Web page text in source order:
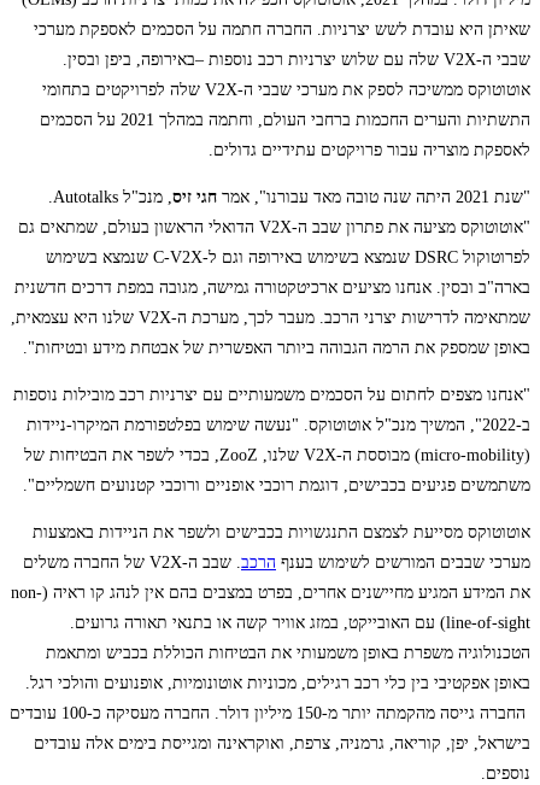
שאיתן היא עובדת לשש יצרניות. החברה חתמה על הסכמים לאספקת מערכי
שבבי ה-V2X שלה עם שלוש יצרניות רכב נוספות –באירופה, ביפן ובסין.
אוטוטוקס ממשיכה לספק את מערכי שבבי ה-V2X שלה לפרויקטים בתחומי
התשתיות והערים החכמות ברחבי העולם, וחתמה במהלך 2021 על הסכמים
לאספקת מוצריה עבור פרויקטים עתידיים גדולים.
"שנת 2021 היתה שנה טובה מאד עבורנו", אמר חגי זיס
, מנכ"ל Autotalks.
"אוטוטוקס מציעה את פתרון שבב ה-V2X הדואלי הראשון בעולם, שמתאים גם
לפרוטוקול DSRC שנמצא בשימוש באירופה וגם ל-C-V2X שנמצא בשימוש
בארה"ב ובסין. אנחנו מציעים ארכיטקטורה גמישה, מגובה במפת דרכים חדשנית
שמתאימה לדרישות יצרני הרכב. מעבר לכך, מערכת ה-V2X שלנו היא עצמאית,
באופן שמספק את הרמה הגבוהה ביותר האפשרית של אבטחת מידע ובטיחות".
"אנחנו מצפים לחתום על הסכמים משמעותיים עם יצרניות רכב מובילות נוספות
ב-2022", המשיך מנכ"ל אוטוטוקס. "נעשה שימוש בפלטפורמת המיקרו-ניידות
(micro-mobility) מבוססת ה-V2X שלנו, ZooZ, בכדי לשפר את הבטיחות של
משתמשים פגיעים בכבישים, דוגמת רוכבי אופניים ורוכבי קטנועים חשמליים".
אוטוטוקס מסייעת לצמצם התנגשויות בכבישים ולשפר את הניידות באמצעות
מערכי שבבים המורשים לשימוש בענף הרכב
. שבב ה-V2X של החברה משלים
את המידע המגיע מחיישנים אחרים, בפרט במצבים בהם אין לנהג קו ראיה (non-
line-of-sight) עם האובייקט, במזג אוויר קשה או בתנאי תאורה גרועים.
הטכנולוגיה משפרת באופן משמעותי את הבטיחות הכוללת בכביש ומתאמת
באופן אפקטיבי בין כלי רכב רגילים, מכוניות אוטונומיות, אופנועים והולכי רגל.
החברה גייסה מהקמתה יותר מ-150 מיליון דולר. החברה מעסיקה כ-100 עובדים
בישראל, יפן, קוריאה, גרמניה, צרפת, ואוקראינה ומגייסת בימים אלה עובדים
נוספים.